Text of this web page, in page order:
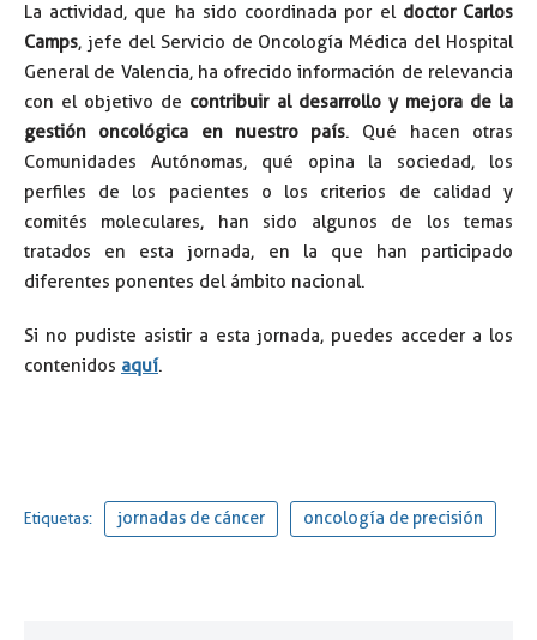
La actividad, que ha sido coordinada por el doctor Carlos
Camps, jefe del Servicio de Oncología Médica del Hospital
General de Valencia, ha ofrecido información de relevancia
con el objetivo de contribuir al desarrollo y mejora de la
gestión oncológica en nuestro país. Qué hacen otras
Comunidades Autónomas, qué opina la sociedad, los
perfiles de los pacientes o los criterios de calidad y
comités moleculares, han sido algunos de los temas
tratados en esta jornada, en la que han participado
diferentes ponentes del ámbito nacional.
Si no pudiste asistir a esta jornada, puedes acceder a los
contenidos aquí.
Etiquetas: jornadas de cáncer oncología de precisión